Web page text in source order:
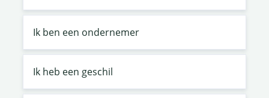
Ik ben een ondernemer
Ik heb een geschil